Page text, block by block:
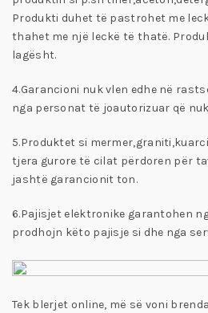
Produkti duhet të pastrohet me
thahet me një leckë të thatë.
lagësht.
4.Garancioni nuk vlen edhe në
nga personat të joautorizuar që
5.Produktet si
tjera gurore të cilat përdoren për
jashtë garancionit ton.
6.Pajisjet elektronike garantohen
prodhojn këto pajisje si dhe nga
Tek blerjet online, më së voni